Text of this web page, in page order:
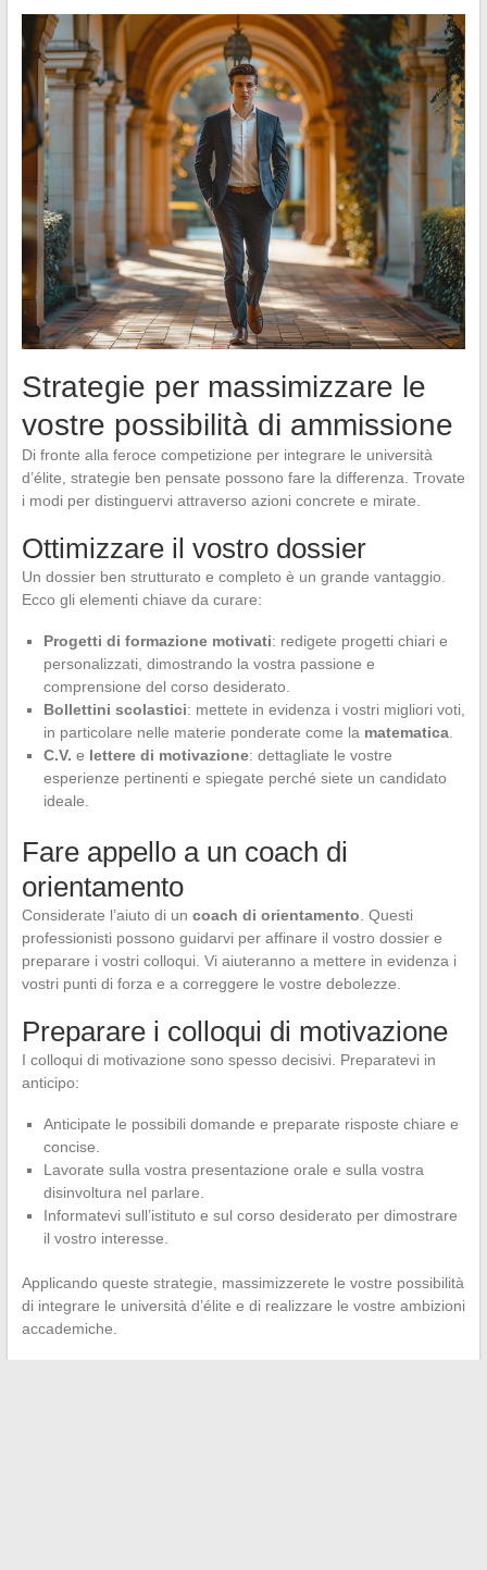
Strategie per massimizzare le
vostre possibilità di ammissione
Di fronte alla feroce competizione per integrare le università
d’élite, strategie ben pensate possono fare la differenza. Trovate
i modi per distinguervi attraverso azioni concrete e mirate.
Ottimizzare il vostro dossier
Un dossier ben strutturato e completo è un grande vantaggio.
Ecco gli elementi chiave da curare:
Progetti di formazione motivati: redigete progetti chiari e
personalizzati, dimostrando la vostra passione e
comprensione del corso desiderato.
Bollettini scolastici: mettete in evidenza i vostri migliori voti,
in particolare nelle materie ponderate come la matematica.
C.V. e lettere di motivazione: dettagliate le vostre
esperienze pertinenti e spiegate perché siete un candidato
ideale.
Fare appello a un coach di
orientamento
Considerate l’aiuto di un coach di orientamento . Questi
professionisti possono guidarvi per affinare il vostro dossier e
preparare i vostri colloqui. Vi aiuteranno a mettere in evidenza i
vostri punti di forza e a correggere le vostre debolezze.
Preparare i colloqui di motivazione
I colloqui di motivazione sono spesso decisivi. Preparatevi in
anticipo:
Anticipate le possibili domande e preparate risposte chiare e
concise.
Lavorate sulla vostra presentazione orale e sulla vostra
disinvoltura nel parlare.
Informatevi sull’istituto e sul corso desiderato per dimostrare
il vostro interesse.
Applicando queste strategie, massimizzerete le vostre possibilità
di integrare le università d’élite e di realizzare le vostre ambizioni
accademiche.